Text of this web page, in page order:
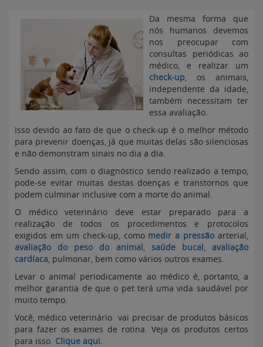
Da mesma forma que
nós humanos devemos
nos preocupar com
consultas periódicas ao
médico, e realizar um
check-up, os animais,
independente da idade,
também necessitam ter
essa avaliação.
Isso devido ao fato de que o check-up é o melhor método
para prevenir doenças, já que muitas delas são silenciosas
e não demonstram sinais no dia a dia.
Sendo assim, com o diagnóstico sendo realizado a tempo,
pode-se evitar muitas destas doenças e transtornos que
podem culminar inclusive com a morte do animal.
O médico veterinário deve estar preparado para a
realização de todos os procedimentos e protocolos
exigidos em um check-up, como medir a pressão arterial,
avaliação do peso do animal, saúde bucal,avaliação
cardíaca, pulmonar, bem como vários outros exames.
Levar o animal periodicamente ao médico é, portanto, a
melhor garantia de que o pet terá uma vida saudável por
muito tempo.
Você, médico veterinário vai precisar de produtos básicos
para fazer os exames de rotina. Veja os produtos certos
para isso. Clique aqui.